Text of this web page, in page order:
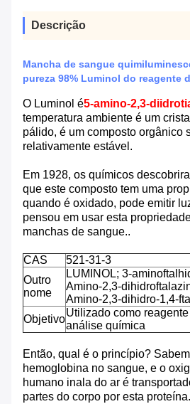
Descrição
Mancha de sangue
pureza 98% Luminol do reagente
O Luminol é5-amino-2,3-
temperatura ambiente é um
pálido, é um composto orgânico
relativamente estável.
Em 1928, os químicos
que este composto tem uma
quando é oxidado, pode emitir
pensou em usar esta
manchas de sangue..
CAS
521-31-3
Outro
nome
LUMINOL; 3-
Amino-2,3-
Amino-2,3-dihidro-1,4-
Objetivo
Utilizado como
análise química
Então, qual é o princípio?
hemoglobina no sangue, e o
humano inala do ar é
partes do corpo por esta